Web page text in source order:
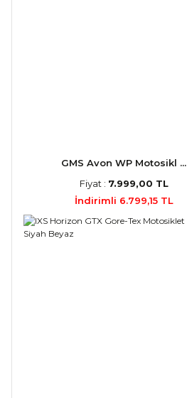
GMS Avon WP Motosikl ...
Fiyat : 7.999,00 TL
İndirimli 6.799,15 TL